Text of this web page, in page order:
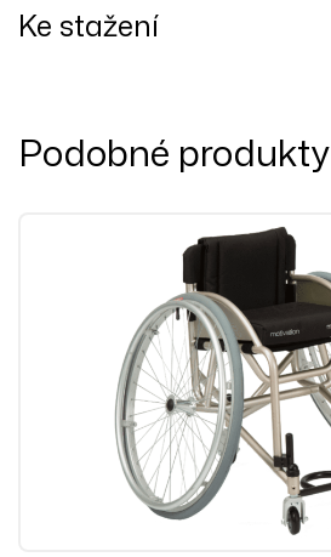
Ke stažení
Podobné produkty